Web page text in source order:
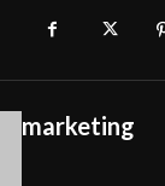
marketing